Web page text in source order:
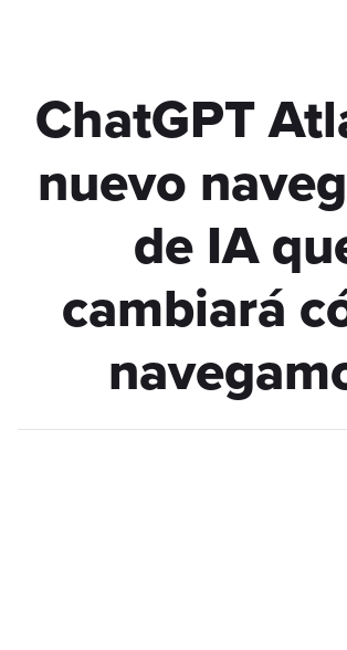
ChatGPT
nuevo
de IA
cambiará